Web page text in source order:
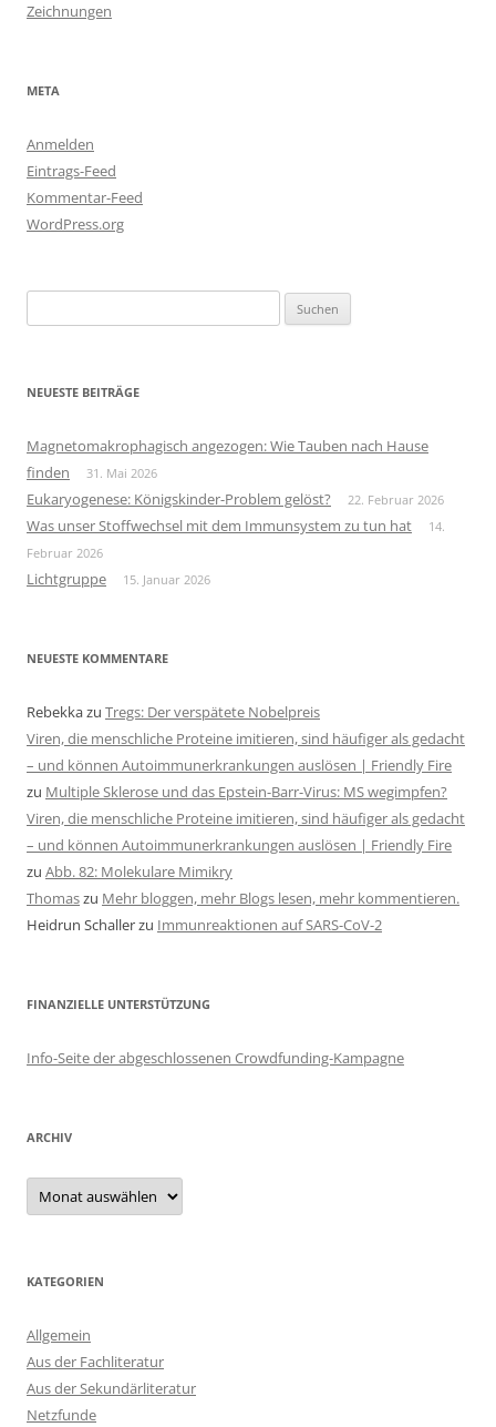
Zeichnungen
META
Anmelden
Eintrags-Feed
Kommentar-Feed
WordPress.org
nach:
NEUESTE BEITRÄGE
Magnetomakrophagisch angezogen: Wie Tauben nach Hause
finden
31. Mai 2026
Eukaryogenese: Königskinder-Problem gelöst? 22. Februar 2026
Was unser Stoffwechsel mit dem Immunsystem zu tun hat
14.
Februar 2026
Lichtgruppe 15. Januar 2026
NEUESTE KOMMENTARE
Rebekkazu Tregs: Der verspätete Nobelpreis
Viren, die menschliche Proteine imitieren, sind häufiger als gedacht
– und können Autoimmunerkrankungen auslösen | Friendly Fire
zu Multiple Sklerose und das Epstein-Barr-Virus: MS wegimpfen?
Viren, die menschliche Proteine imitieren, sind häufiger als gedacht
– und können Autoimmunerkrankungen auslösen | Friendly Fire
zu Abb. 82: Molekulare Mimikry
Thomaszu Mehr bloggen, mehr Blogs lesen, mehr kommentieren.
Heidrun Schallerzu Immunreaktionen auf SARS-CoV-2
FINANZIELLE UNTERSTÜTZUNG
Info-Seite der abgeschlossenen Crowdfunding-Kampagne
ARCHIV
Archiv
KATEGORIEN
Allgemein
Aus der Fachliteratur
Aus der Sekundärliteratur
Netzfunde